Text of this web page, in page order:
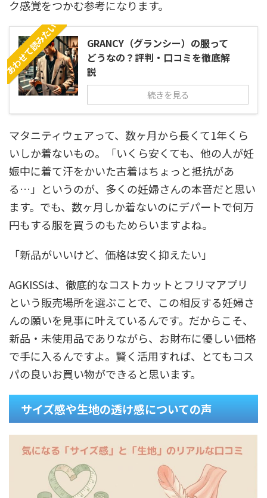
ク感覚をつかむ参考になります。
あわせて読みたい
GRANCY（グランシー）の服って
どうなの？評判・口コミを徹底解
説
続きを見る
マタニティウェアって、数ヶ月から長くて1年くら
いしか着ないもの。「いくら安くても、他の人が妊
娠中に着て汗をかいた古着はちょっと抵抗があ
る…」というのが、多くの妊婦さんの本音だと思い
ます。でも、数ヶ月しか着ないのにデパートで何万
円もする服を買うのもためらいますよね。
「新品がいいけど、価格は安く抑えたい」
AGKISSは、徹底的なコストカットとフリマアプリ
という販売場所を選ぶことで、この相反する妊婦さ
んの願いを見事に叶えているんです。だからこそ、
新品・未使用品でありながら、お財布に優しい価格
で手に入るんですよ。賢く活用すれば、とてもコス
パの良いお買い物ができると思います。
サイズ感や生地の透け感についての声